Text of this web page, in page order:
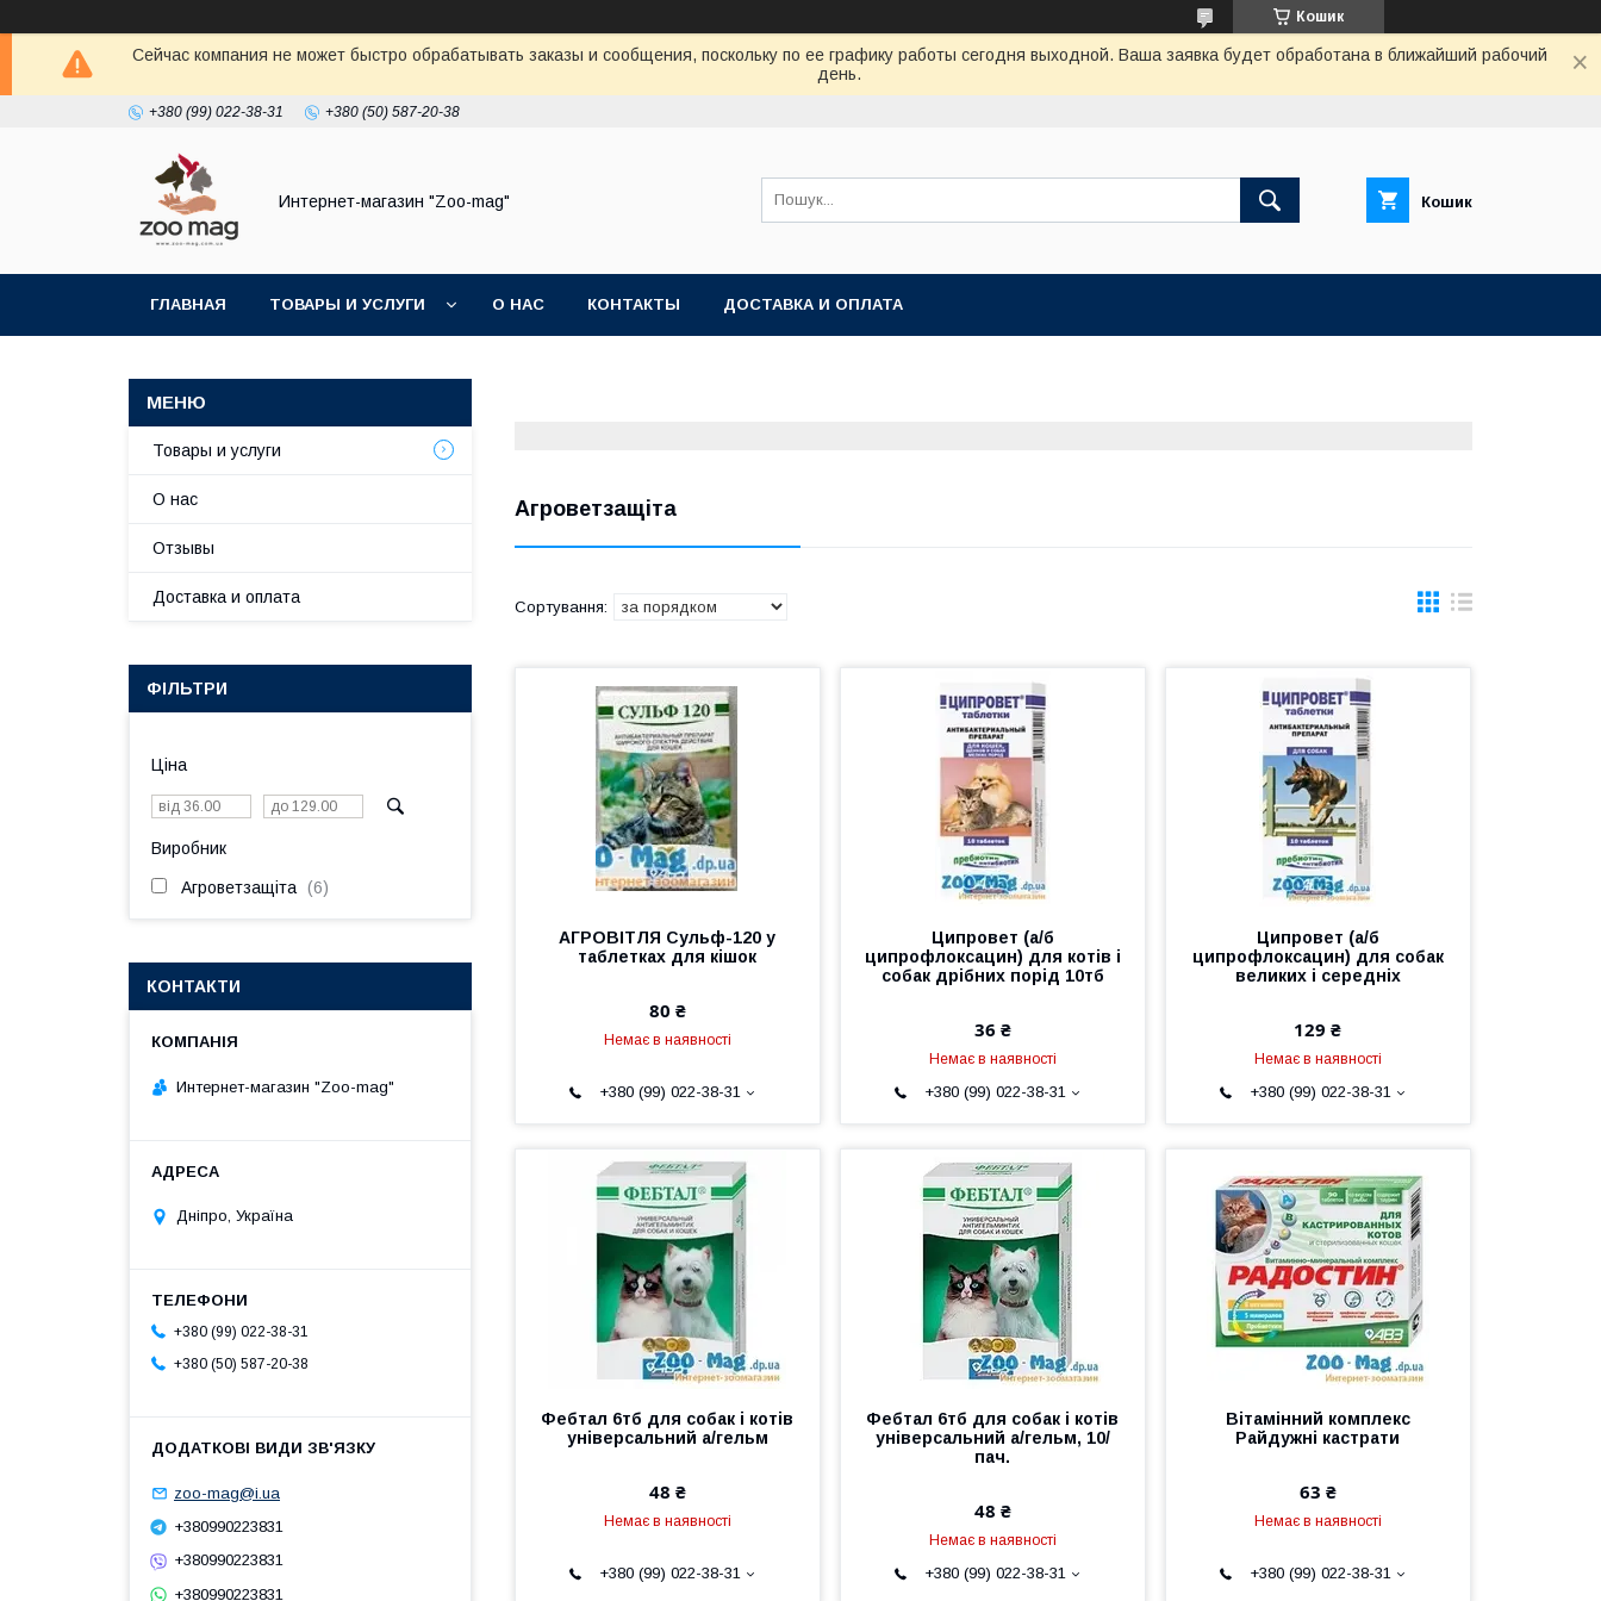
Кошик
Сейчас компания не может быстро обрабатывать заказы и сообщения, поскольку по ее графику работы сегодня выходной. Ваша заявка будет обработана в ближайший рабочий
день.
+380 (99) 022-38-31 +380 (50) 587-20-38
Интернет-магазин "Zoo-mag" Кошик
ГЛАВНАЯ ТОВАРЫ И УСЛУГИ О НАС КОНТАКТЫ ДОСТАВКА И ОПЛАТА
Агроветзащіта
АГРОВІТЛЯ Сульф-120 у
таблетках для кішок
80 ₴
Немає в наявності
+380 (99) 022-38-31
Ципровет (а/б
ципрофлоксацин) для котів і
собак дрібних порід 10тб
36 ₴
Немає в наявності
+380 (99) 022-38-31
Ципровет (а/б
ципрофлоксацин) для собак
великих і середніх
129 ₴
Немає в наявності
+380 (99) 022-38-31
Фебтал 6тб для собак і котів
універсальний а/гельм
48 ₴
Немає в наявності
+380 (99) 022-38-31
Фебтал 6тб для собак і котів
універсальний а/гельм, 10/
пач.
48 ₴
Немає в наявності
+380 (99) 022-38-31
Вітамінний комплекс
Райдужні кастрати
63 ₴
Немає в наявності
+380 (99) 022-38-31
Товары и услуги
О нас
Отзывы
Доставка и оплата
ФІЛЬТРИ
Ціна
Виробник
Агроветзащіта 6
КОНТАКТИ
Интернет-магазин "Zoo-mag"
Дніпро, Україна
+380 (99) 022-38-31
+380 (50) 587-20-38
zoo-mag@i.ua
+380990223831
+380990223831
+380990223831